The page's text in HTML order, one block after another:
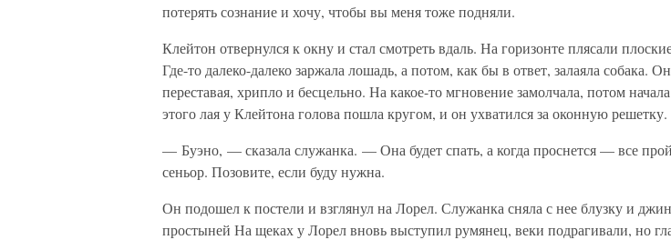
потерять сознание и хочу, чтобы вы меня тоже подняли.
Клейтон отвернулся к окну и стал смотреть вдаль. На горизонте плясали
Где-то далеко-далеко заржала лошадь, а потом, как бы в ответ, залаяла собака.
переставая, хрипло и бесцельно. На какое-то мгновение замолчала, потом
этого лая у Клейтона голова пошла кругом, и он ухватился за оконную решетку.
— Буэно, — сказала служанка. — Она будет спать, а когда проснется — все
сеньор. Позовите, если буду нужна.
Он подошел к постели и взглянул на Лорел. Служанка сняла с нее блузку и
простыней На щеках у Лорел вновь выступил румянец, веки подрагивали, но